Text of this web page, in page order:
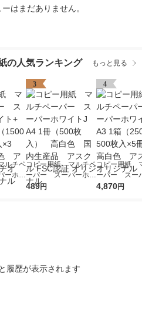
はまだありません。
の人気ランキング もっと見る
ルチペ
ーホワ
ト
3
コピー用紙 マルチペ
ーパー スーパーホワ
イトJ A4 1冊（500
489円
4
コピー用紙
ーパー スー
イト+ A3 1
4,870円
履歴が表示されます